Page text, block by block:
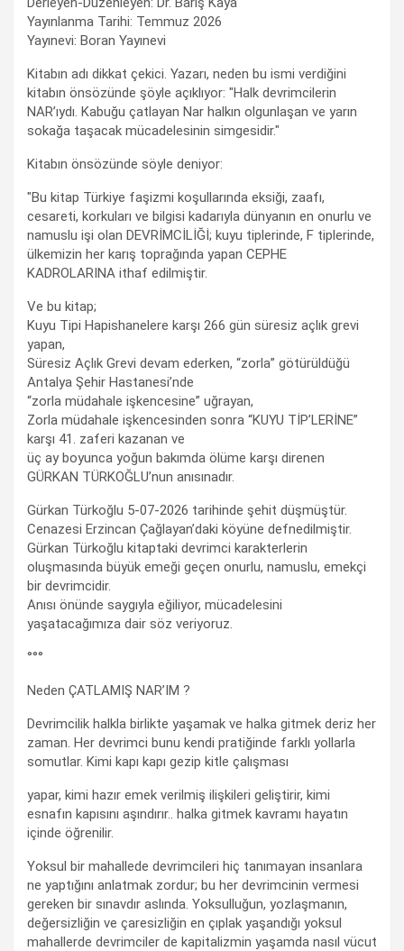
Yayınlanma Tarihi: Temmuz 2026
Yayınevi: Boran Yayınevi
Kitabın adı dikkat çekici. Yazarı, neden bu ismi verdiğini
kitabın önsözünde şöyle açıklıyor: "Halk devrimcilerin
NAR’ıydı. Kabuğu çatlayan Nar halkın olgunlaşan ve yarın
sokağa taşacak mücadelesinin simgesidir."
Kitabın önsözünde söyle deniyor:
"Bu kitap Türkiye faşizmi koşullarında eksiği, zaafı,
cesareti, korkuları ve bilgisi kadarıyla dünyanın en onurlu ve
namuslu işi olan DEVRİMCİLİĞİ; kuyu tiplerinde, F tiplerinde,
ülkemizin her karış toprağında yapan CEPHE
KADROLARINA ithaf edilmiştir.
Ve bu kitap;
Kuyu Tipi Hapishanelere karşı 266 gün süresiz açlık grevi
yapan,
Süresiz Açlık Grevi devam ederken, “zorla” götürüldüğü
Antalya Şehir Hastanesi’nde
“zorla müdahale işkencesine” uğrayan,
Zorla müdahale işkencesinden sonra “KUYU TİP’LERİNE”
karşı 41. zaferi kazanan ve
üç ay boyunca yoğun bakımda ölüme karşı direnen
GÜRKAN TÜRKOĞLU’nun anısınadır.
Gürkan Türkoğlu 5-07-2026 tarihinde şehit düşmüştür.
Cenazesi Erzincan Çağlayan’daki köyüne defnedilmiştir.
Gürkan Türkoğlu kitaptaki devrimci karakterlerin
oluşmasında büyük emeği geçen onurlu, namuslu, emekçi
bir devrimcidir.
Anısı önünde saygıyla eğiliyor, mücadelesini
yaşatacağımıza dair söz veriyoruz.
°°°
Neden ÇATLAMIŞ NAR’IM ?
Devrimcilik halkla birlikte yaşamak ve halka gitmek deriz her
zaman. Her devrimci bunu kendi pratiğinde farklı yollarla
somutlar. Kimi kapı kapı gezip kitle çalışması
yapar, kimi hazır emek verilmiş ilişkileri geliştirir, kimi
esnafın kapısını aşındırır.. halka gitmek kavramı hayatın
içinde öğrenilir.
Yoksul bir mahallede devrimcileri hiç tanımayan insanlara
ne yaptığını anlatmak zordur; bu her devrimcinin vermesi
gereken bir sınavdır aslında. Yoksulluğun, yozlaşmanın,
değersizliğin ve çaresizliğin en çıplak yaşandığı yoksul
mahallerde devrimciler de kapitalizmin yaşamda nasıl vücut